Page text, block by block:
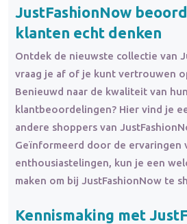
JustFashionNow
klanten echt denken
Ontdek de nieuwste collectie van
vraag je af of je kunt vertrouwen
Benieuwd naar de kwaliteit van
klantbeoordelingen? Hier vind je
andere shoppers van
Geïnformeerd door de ervaringen
enthousiastelingen, kun je een
maken om bij JustFashionNow te
Kennismaking met